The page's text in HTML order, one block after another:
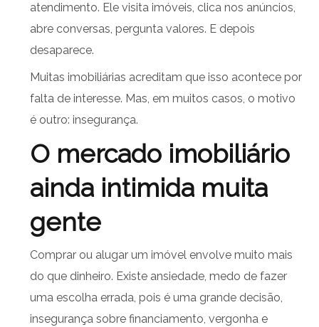
atendimento. Ele visita imóveis, clica nos anúncios,
abre conversas, pergunta valores. E depois
desaparece.
Muitas imobiliárias acreditam que isso acontece por
falta de interesse. Mas, em muitos casos, o motivo
é outro: insegurança.
O mercado imobiliário
ainda intimida muita
gente
Comprar ou alugar um imóvel envolve muito mais
do que dinheiro. Existe ansiedade, medo de fazer
uma escolha errada, pois é uma grande decisão,
insegurança sobre financiamento, vergonha e